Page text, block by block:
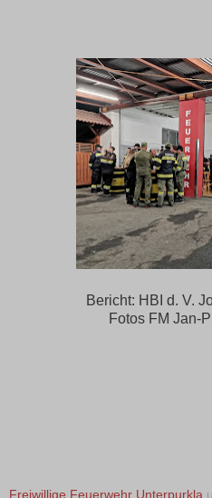
Bericht: HBI d. V.
Fotos FM Jan-
Freiwillige Feuerwehr Unterpurkla